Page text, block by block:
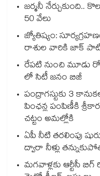
జర్మనీ నేర్చుకుంది..
50 వేలు
జ్యోతిష్యం:
రాశుల వారికి జాక్
రేపటి నుంచి మూడు
లో సిటీ జనం బిజీ
పంద్రాగస్టుకు 3
పింఛన్ల పంపిణీకి
చట్టం అమల్లోకి
ఏపీ నీటి తరలింపు
ద్వారా నీళ్లు
మగవాళ్లకు ఆర్టీసీ బిగ్